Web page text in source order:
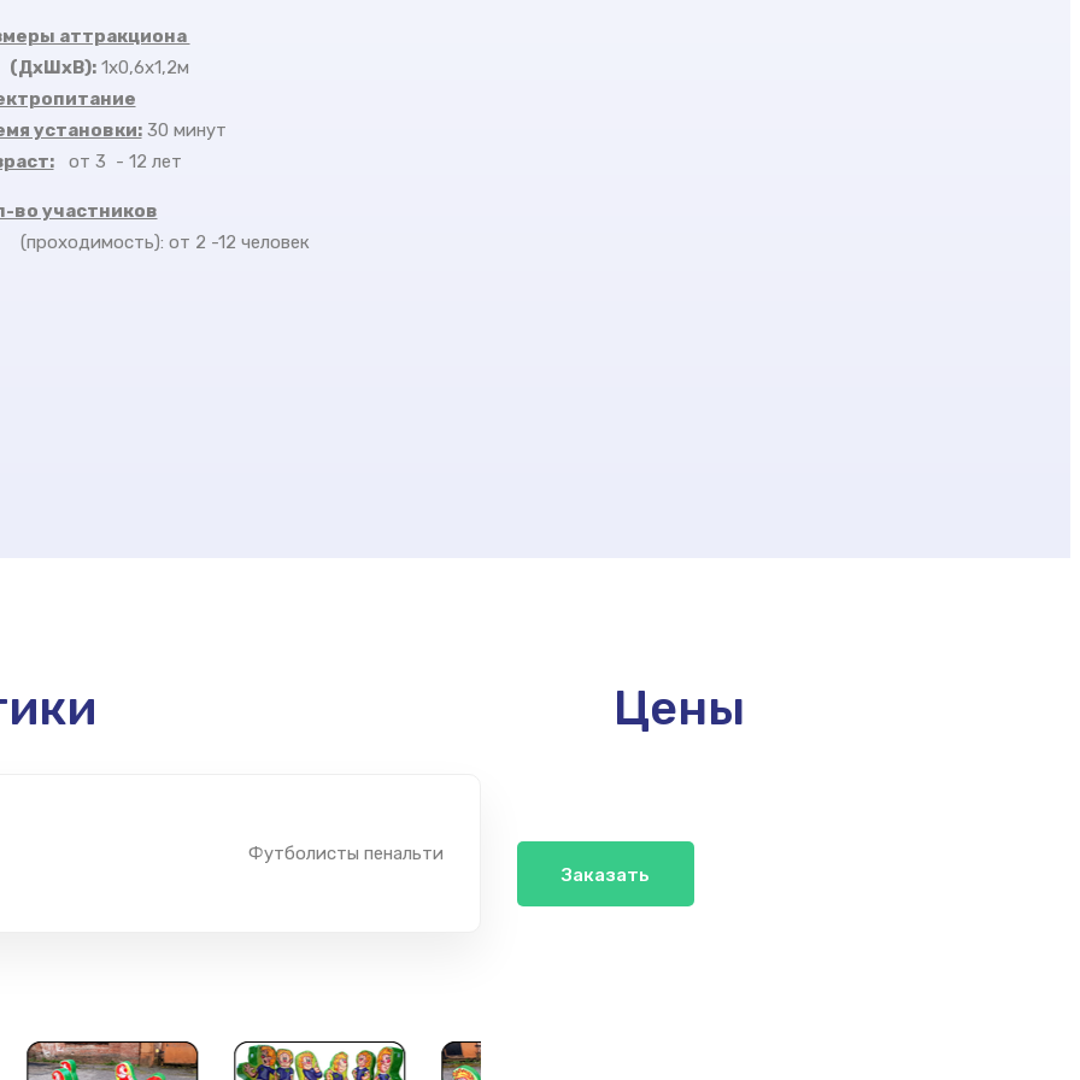
аттракциона
(ДхШхВ):1х0,6х1,2м
установки:30 минут
от 3 - 12 лет
во участников
(проходимость): от 2 -12 человек
Футболисты пенальти
Цены
Заказать